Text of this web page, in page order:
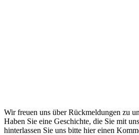
Wir freuen uns über Rückmeldungen zu
Haben Sie eine Geschichte, die Sie mit
hinterlassen Sie uns bitte hier einen